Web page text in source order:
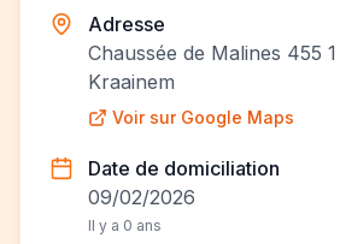
Adresse
Chaussée de Malines 455
Kraainem
Voir sur Google Maps
Date de domiciliation
09/02/2026
Il y a 0 ans